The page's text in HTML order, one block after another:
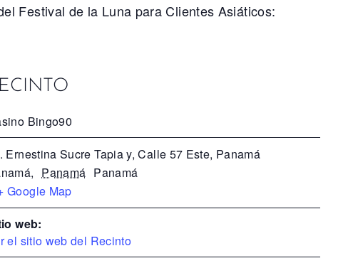
Festival de la Luna para Clientes Asiáticos:
Bingo90
Ernestina Sucre Tapia y, Calle 57 Este, Panamá
, Panamá Panamá
Google Map
web:
el sitio web del Recinto